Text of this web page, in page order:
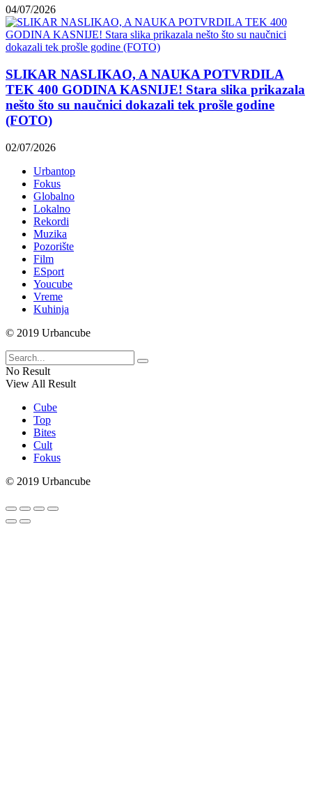
04/07/2026
SLIKAR NASLIKAO, A NAUKA POTVRDILA
TEK 400 GODINA KASNIJE! Stara slika prikazala
nešto što su naučnici dokazali tek prošle godine
(FOTO)
02/07/2026
Urbantop
Fokus
Globalno
Lokalno
Rekordi
Muzika
Pozorište
Film
ESport
Youcube
Vreme
Kuhinja
© 2019 Urbancube
No Result
View All Result
Cube
Top
Bites
Cult
Fokus
© 2019 Urbancube